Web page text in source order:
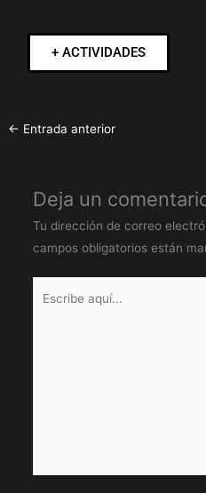
+ ACTIVIDADES
← Entrada anterior
Deja un
Tu dirección de correo
campos obligatorios están